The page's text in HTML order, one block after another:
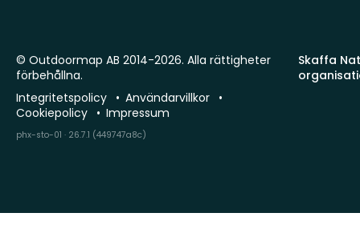
Skaffa
© Outdoormap AB 2014-2026. Alla rättigheter
förbehållna.
Integritetspolicy
Användarvillkor
Cookiepolicy
Impressum
phx-sto-01 · 26.7.1 (449747a8c)